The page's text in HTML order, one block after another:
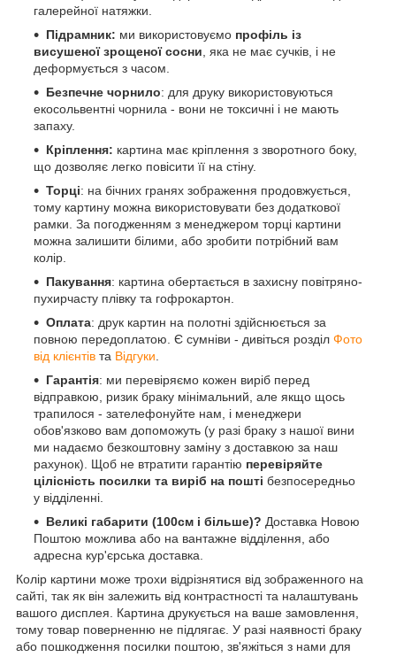
галерейної натяжки.
Підрамник: ми використовуємо профіль із
висушеної зрощеної сосни, яка не має сучків, і не
деформується з часом.
Безпечне чорнило: для друку використовуються
екосольвентні чорнила - вони не токсичні і не мають
запаху.
Кріплення: картина має кріплення з зворотного боку,
що дозволяє легко повісити її на стіну.
Торці: на бічних гранях зображення продовжується,
тому картину можна використовувати без додаткової
рамки. За погодженням з менеджером торці картини
можна залишити білими, або зробити потрібний вам
колір.
Пакування: картина обертається в захисну повітряно-
пухирчасту плівку та гофрокартон.
Оплата: друк картин на полотні здійснюється за
повною передоплатою. Є сумніви - дивіться розділ Фото
від клієнтів та Відгуки.
Гарантія: ми перевіряємо кожен виріб перед
відправкою, ризик браку мінімальний, але якщо щось
трапилося - зателефонуйте нам, і менеджери
обов'язково вам допоможуть (у разі браку з нашої вини
ми надаємо безкоштовну заміну з доставкою за наш
рахунок). Щоб не втратити гарантію перевіряйте
цілісність посилки та виріб на пошті безпосередньо
у відділенні.
Великі габарити (100см і більше)? Доставка Новою
Поштою можлива або на вантажне відділення, або
адресна кур'єрська доставка.
Колір картини може трохи відрізнятися від зображенного на
сайті, так як він залежить від контрастності та налаштувань
вашого дисплея. Картина друкується на ваше замовлення,
тому товар поверненню не підлягає. У разі наявності браку
або пошкодження посилки поштою, зв'яжіться з нами для